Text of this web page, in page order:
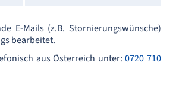
E-Mails (z.B. Stornierungswünsche)
bearbeitet.
aus Österreich unter:0720 710